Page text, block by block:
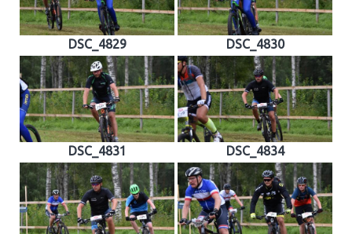
DSC_4829 DSC_4830
DSC_4831 DSC_4834